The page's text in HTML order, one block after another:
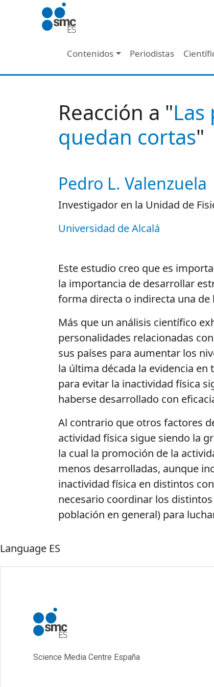
Pasar al contenido principal
Navegación
Contenidos Periodistas
Reacción a "
quedan cortas"
Autor/es reacciones
Pedro L. Valenzuela
Investigador en la Unidad de
Universidad de Alcalá
Este estudio creo que es
la importancia de desarrollar
forma directa o indirecta una
Más que un análisis científico
personalidades relacionadas
sus países para aumentar los
la última década la evidencia
para evitar la inactividad física
haberse desarrollado con
Al contrario que otros factores
actividad física sigue siendo la
la cual la promoción de la
menos desarrolladas, aunque
inactividad física en distintos
necesario coordinar los
población en general) para
Language ES
Science Media Centre España